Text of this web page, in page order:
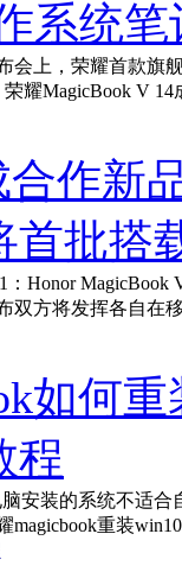
系统
上，荣耀首款旗
耀MagicBook V
作新
首批搭
Honor
双方将发挥各自在
如何
程
安装的系统不适
重装